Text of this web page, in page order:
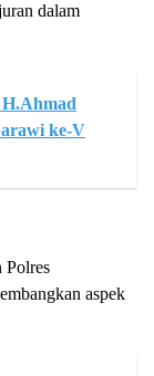
dalam
ke-V
Polres
aspek